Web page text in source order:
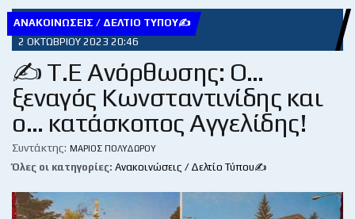
ΑΝΑΚΟΙΝΏΣΕΙΣ / ΔΕΛΤΊΟ ΤΎΠΟΥ✍
2 ΟΚΤΩΒΡΊΟΥ 2023 20:46
✍ Τ.Ε Ανόρθωσης: Ο…
ξεναγός Κωνσταντινίδης και
ο… κατάσκοπος Αγγελίδης!
Συντάκτης: ΜΆΡΙΟΣ ΠΟΛΥΔΏΡΟΥ
Όλες οι κατηγορίες: Ανακοινώσεις / Δελτίο Τύπου✍